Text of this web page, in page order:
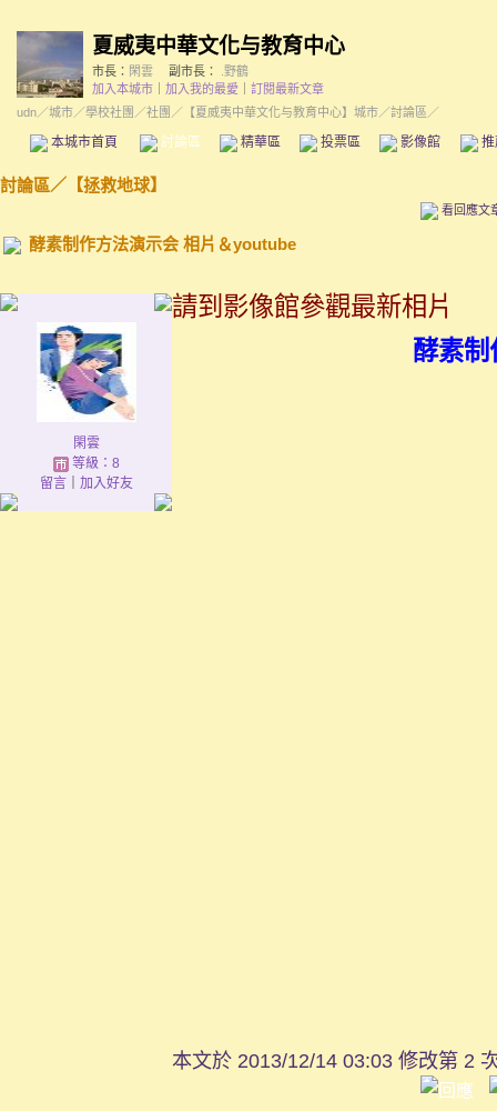
夏威夷中華文化与教育中心
市長： 閑雲 副市長：
.野鶴
加入本城市
加入我的最愛
訂閱最新文章
udn／城市／學校社團 ／社團 ／ 【夏威夷中華文化与教育中心】城市／討論區／
本城市首頁 討論區 精華區 投票區 影像館
討論區／ 【拯救地球】
看回應文
酵素制作方法演示会 相片＆youtube
閑雲
等級：8
留言｜ 加入好友
請到影像館參觀最新相片
酵素制
本文於 2013/12/14 03:03 修改第 2